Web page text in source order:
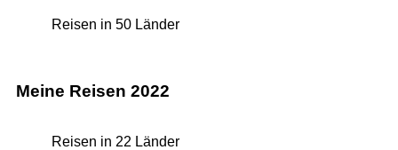
Reisen in 50 Länder
Meine Reisen 2022
Reisen in 22 Länder